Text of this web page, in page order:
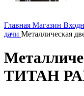
Главная Магазин
дачи Металлическая
ТИТАН